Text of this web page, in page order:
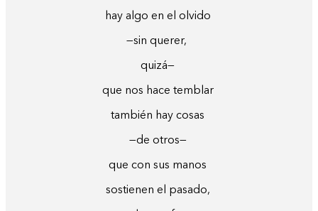
hay algo en el olvido
—sin querer,
quizá—
que nos hace temblar
también hay cosas
—de otros—
que con sus manos
sostienen el pasado,